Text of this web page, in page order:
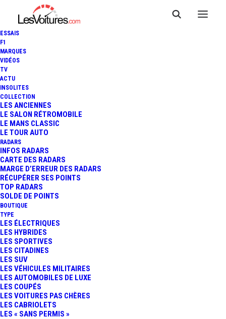
ESSAIS
F1
MARQUES
VIDÉOS
TV
ACTU
INSOLITES
COLLECTION
LES ANCIENNES
LE SALON RÉTROMOBILE
LE MANS CLASSIC
LE TOUR AUTO
RADARS
INFOS RADARS
CARTE DES RADARS
MARGE D’ERREUR DES RADARS
RÉCUPÉRER SES POINTS
TOP RADARS
SOLDE DE POINTS
BOUTIQUE
TYPE
LES ÉLECTRIQUES
LES HYBRIDES
LES SPORTIVES
LES CITADINES
LES SUV
LES VÉHICULES MILITAIRES
LES AUTOMOBILES DE LUXE
LES COUPÉS
LES VOITURES PAS CHÈRES
LES CABRIOLETS
LES « SANS PERMIS »
13 août 2013
24 HEURES KARTING
2013, DÉCOUVERTE DE
LA PISTE